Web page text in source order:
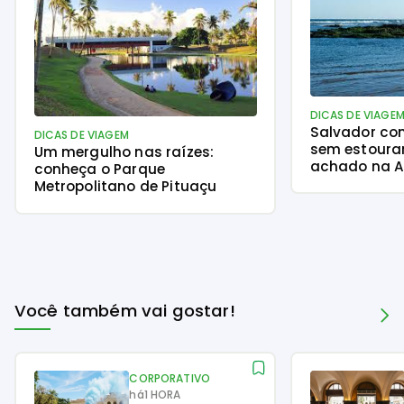
DICAS DE VIAGEM
Um mergulho nas raízes:
conheça o Parque
Metropolitano de Pituaçu
DICAS DE VIAGEM
Salvador
sem
achado na
Você também vai gostar!
CORPORATIVO
há1 HORA